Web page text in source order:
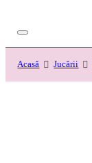
Acasă Jucării